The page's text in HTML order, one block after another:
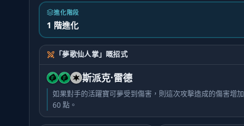
進化階段
1 階進化
「夢歌仙人掌」嘅招式
斯派克·雷德
如果對手的活躍寶可夢受到傷害，則這次攻擊造成的傷害增加
60 點。